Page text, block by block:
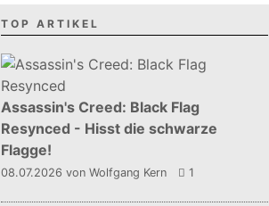
TOP ARTIKEL
Assassin's Creed: Black Flag
Resynced - Hisst die schwarze
Flagge!
08.07.2026 von Wolfgang Kern 1